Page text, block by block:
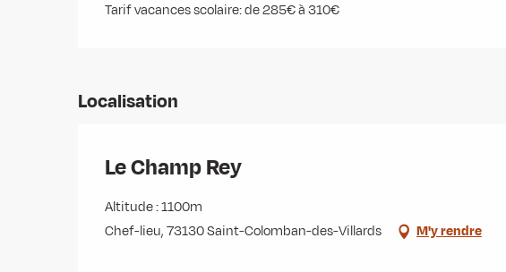
Tarif vacances scolaire: de 285€ à 310€
Localisation
Le Champ Rey
Altitude : 1100m
Chef-lieu, 73130 Saint-Colomban-des-Villards
M'y rendre